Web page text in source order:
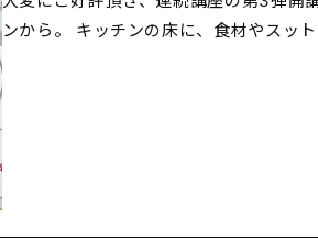
ンから。 キッチンの床に、食材やスッ